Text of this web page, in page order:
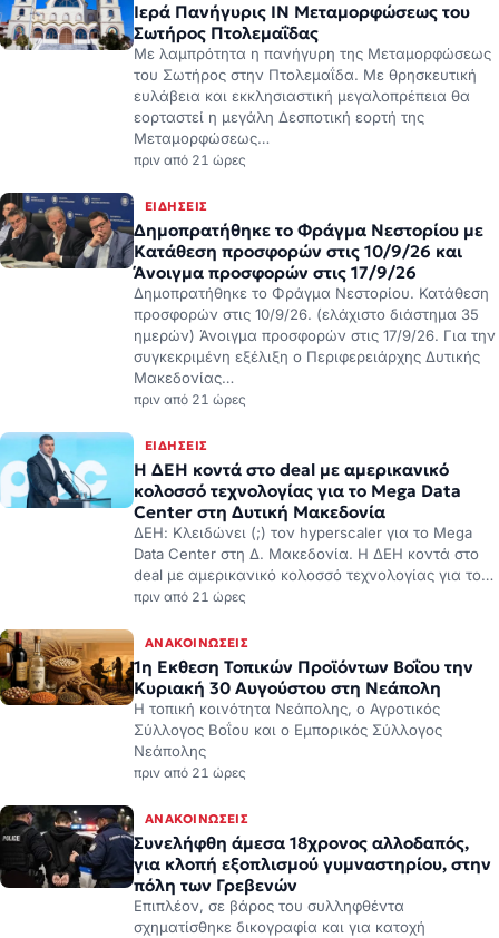
Ιερά Πανήγυρις ΙΝ Μεταμορφώσεως του
Σωτήρος Πτολεμαΐδας
Με λαμπρότητα η πανήγυρη της Μεταμορφώσεως
του Σωτήρος στην Πτολεμαΐδα. Με θρησκευτική
ευλάβεια και εκκλησιαστική μεγαλοπρέπεια θα
εορταστεί η μεγάλη Δεσποτική εορτή της
Μεταμορφώσεως…
πριν από 21 ώρες
ΕΙΔΉΣΕΙΣ
Δημοπρατήθηκε το Φράγμα Νεστορίου με
Κατάθεση προσφορών στις 10/9/26 και
Άνοιγμα προσφορών στις 17/9/26
Δημοπρατήθηκε το Φράγμα Νεστορίου. Κατάθεση
προσφορών στις 10/9/26. (ελάχιστο διάστημα 35
ημερών) Άνοιγμα προσφορών στις 17/9/26. Για την
συγκεκριμένη εξέλιξη ο Περιφερειάρχης Δυτικής
Μακεδονίας…
πριν από 21 ώρες
ΕΙΔΉΣΕΙΣ
Η ΔΕΗ κοντά στο deal με αμερικανικό
κολοσσό τεχνολογίας για το Mega Data
Center στη Δυτική Μακεδονία
ΔΕΗ: Κλειδώνει (;) τον hyperscaler για το Mega
Data Center στη Δ. Μακεδονία. Η ΔΕΗ κοντά στο
deal με αμερικανικό κολοσσό τεχνολογίας για το…
πριν από 21 ώρες
ΑΝΑΚΟΙΝΏΣΕΙΣ
1η Εκθεση Τοπικών Προϊόντων Βοΐου την
Κυριακή 30 Αυγούστου στη Νεάπολη
Η τοπική κοινότητα Νεάπολης, ο Αγροτικός
Σύλλογος Βοΐου και ο Εμπορικός Σύλλογος
Νεάπολης
πριν από 21 ώρες
ΑΝΑΚΟΙΝΏΣΕΙΣ
Συνελήφθη άμεσα 18χρονος αλλοδαπός,
για κλοπή εξοπλισμού γυμναστηρίου, στην
πόλη των Γρεβενών
Επιπλέον, σε βάρος του συλληφθέντα
σχηματίσθηκε δικογραφία και για κατοχή